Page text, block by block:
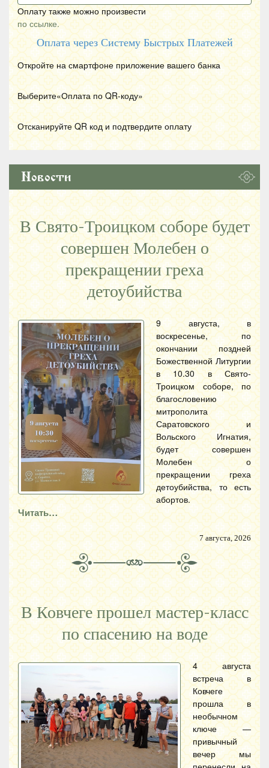
Оплату также можно произвести
по ссылке.
Оплата через Систему Быстрых Платежей
Откройте на смартфоне приложение вашего банка
Выберите«Оплата по QR-коду»
Отсканируйте QR код и подтвердите оплату
Новости
В Свято-Троицком соборе будет
совершен Молебен о
прекращении греха
детоубийства
9 августа, в
воскресенье, по
окончании поздней
Божественной Литургии
в 10.30 в Свято-
Троицком соборе, по
благословению
митрополита
Саратовского и
Вольского Игнатия,
будет совершен
Молебен о
прекращении греха
детоубийства, то есть
абортов.
Читать…
7 августа, 2026
В Ковчеге прошел мастер-класс
по спасению на воде
4 августа
встреча в
Ковчеге
прошла в
необычном
ключе —
привычный
вечер мы